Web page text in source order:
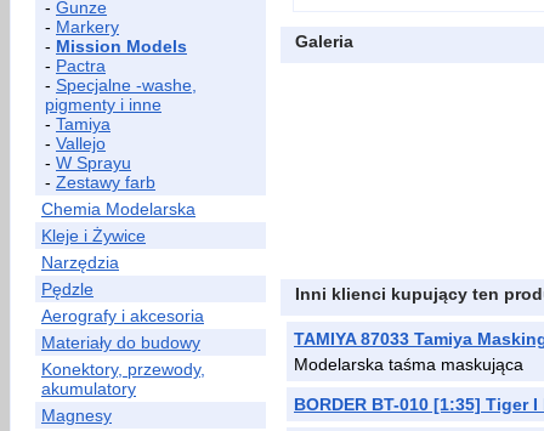
- Gunze
- Markery
- Mission Models
- Pactra
- Specjalne -washe,
pigmenty i inne
- Tamiya
- Vallejo
- W Sprayu
- Zestawy farb
Chemia Modelarska
Kleje i Żywice
Narzędzia
Pędzle
Aerografy i akcesoria
Materiały do budowy
Konektory, przewody,
akumulatory
Magnesy
Galeria
Inni klienci kupujący ten
TAMIYA 87033 Tamiya
Modelarska taśma maskująca
BORDER BT-010 [1:35]